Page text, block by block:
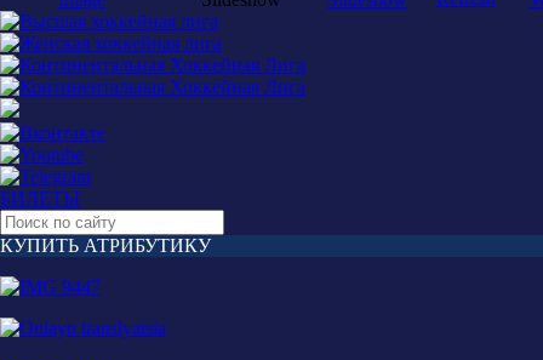
БИЛЕТЫ
КУПИТЬ АТРИБУТИКУ